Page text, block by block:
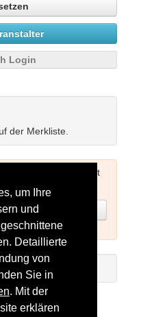
um Ihre
und
Detaillierte
von
Sie in
. Mit der
erklären
Login
der Merkliste.
Sie sich zuerst